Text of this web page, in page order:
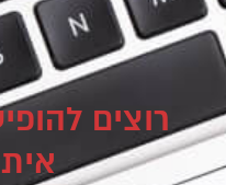
רוצים